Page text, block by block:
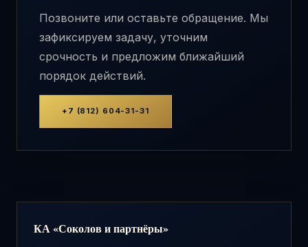
Позвоните или оставьте обращение. Мы
зафиксируем задачу, уточним
срочность и предложим ближайший
порядок действий.
+7 (812) 604-31-31
КА «Соколов и партнёры»